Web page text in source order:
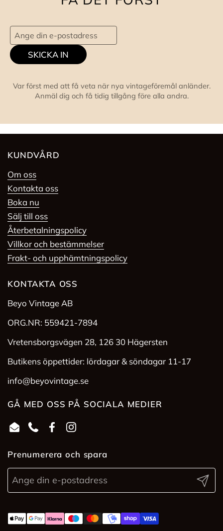
SKICKA IN
Var först med att få veta när nya vintageföremål anländer.
Anmäl dig och få tidig tillgång före alla andra.
KUNDVÅRD
Om oss
Kontakta oss
Boka nu
Sälj till oss
Återbetalningspolicy
Villkor och bestämmelser
Frakt- och upphämtningspolicy
KONTAKTA OSS
Beyo Vintage AB
ORG.NR: 559421-7894
Vretensborgsvägen 28, 126 30 Hägersten
Butikens öppettider: lördagar & söndagar 11-17
info@beyovintage.se
GÅ MED OSS PÅ SOCIALA MEDIER
EmailPhoneFacebookInstagram
Prenumerera och spara
Skicka